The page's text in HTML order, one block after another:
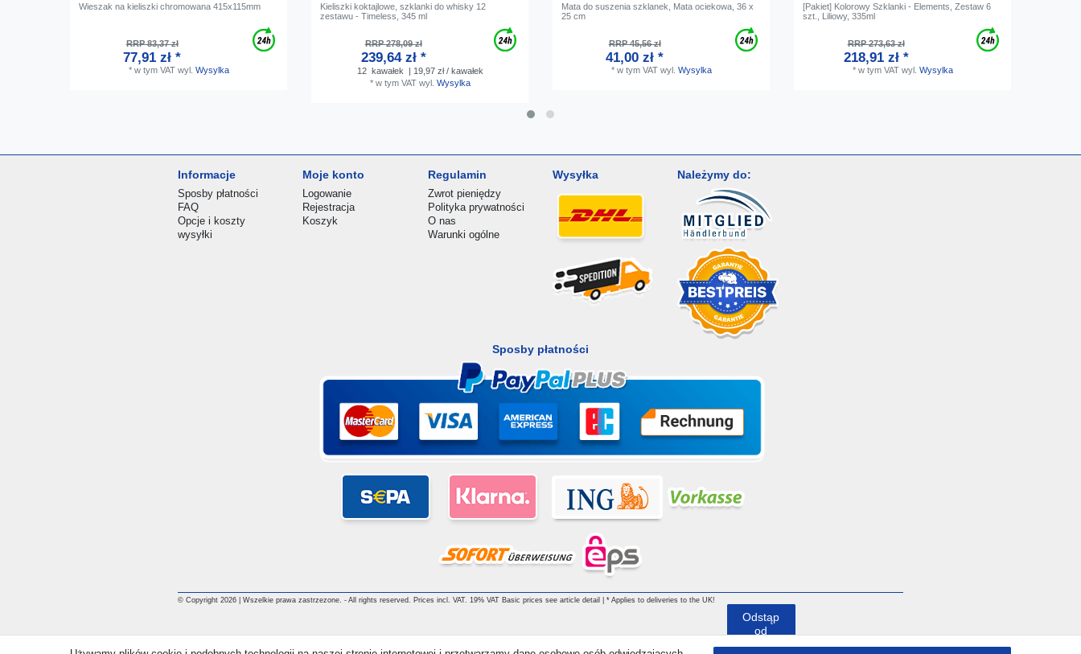
Wieszak na kieliszki chromowana 415x115mm
RRP 83,37 zł
77,91 zł *
* w tym VATwyl. Wysylka
Kieliszki koktajlowe, szklanki do whisky 12
zestawu - Timeless, 345 ml
RRP 278,09 zł
239,64 zł *
12 kawałek
| 19,97 zł / kawałek
* w tym VATwyl. Wysylka
Mata do suszenia szklanek, Mata ociekowa, 36 x
25 cm
RRP 45,56 zł
41,00 zł *
* w tym VATwyl. Wysylka
[Pakiet] Kolorowy Szklanki - Elements, Zestaw 6
szt., Liliowy, 335ml
RRP 273,63 zł
218,91 zł *
* w tym VATwyl. Wysylka
Informacje
Sposby płatności
FAQ
Opcje i koszty
wysyłki
Moje konto
Logowanie
Rejestracja
Koszyk
Regulamin
Zwrot pieniędzy
Polityka prywatności
O nas
Warunki ogólne
Wysyłka Należymy do:
Sposby płatności
© Copyright 2026 | Wszelkie prawa zastrzezone. - All rights reserved. Prices incl. VAT. 19% VAT Basic prices see article detail | * Applies to deliveries to the UK!
Odstąp
od
umowy